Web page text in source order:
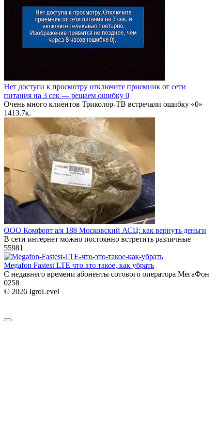
Нет доступа к просмотру отключите приемник от сети
питания на 3 сек — решаем ошибку 0
Очень много клиентов Триколор-ТВ встречали ошибку «0»
1413.7к.
ООО Комфорт а/я 188 Московский АСЦ: как вернуть деньги
В сети интернет можно постоянно встретить различные
55981
Megafon Fastest LTE что это такое, как убрать
С недавнего времени абоненты сотового оператора МегаФон
0258
© 2026 IgroLevel